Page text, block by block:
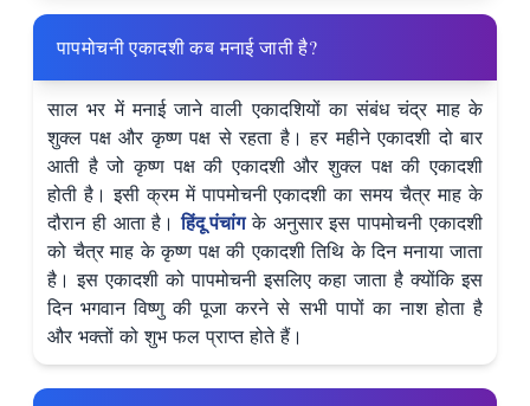
पापमोचनी एकादशी कब मनाई जाती है?
साल भर में मनाई जाने वाली एकादशियों का संबंध चंद्र माह के
शुक्ल पक्ष और कृष्ण पक्ष से रहता है। हर महीने एकादशी दो बार
आती है जो कृष्ण पक्ष की एकादशी और शुक्ल पक्ष की एकादशी
होती है। इसी क्रम में पापमोचनी एकादशी का समय चैत्र माह के
दौरान ही आता है।हिंदू पंचांगके अनुसार इस पापमोचनी एकादशी
को चैत्र माह के कृष्ण पक्ष की एकादशी तिथि के दिन मनाया जाता
है। इस एकादशी को पापमोचनी इसलिए कहा जाता है क्योंकि इस
दिन भगवान विष्णु की पूजा करने से सभी पापों का नाश होता है
और भक्तों को शुभ फल प्राप्त होते हैं।